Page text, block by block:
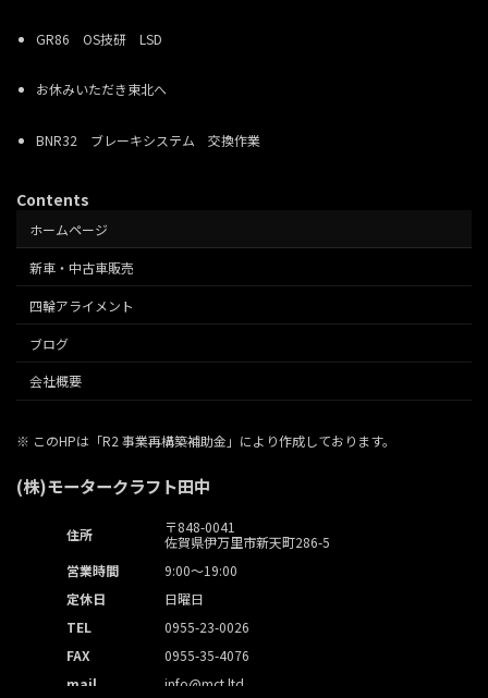
GR86 OS技研 LSD
お休みいただき東北へ
BNR32 ブレーキシステム 交換作業
Contents
ホームページ
新車・中古車販売
四輪アライメント
ブログ
会社概要
※ このHPは「R2 事業再構築補助金」により作成しております。
(株)モータークラフト田中
住所
〒848-0041
佐賀県伊万里市新天町286-5
営業時間
9:00～19:00
定休日
日曜日
TEL
0955-23-0026
FAX
0955-35-4076
mail
info@mct.ltd